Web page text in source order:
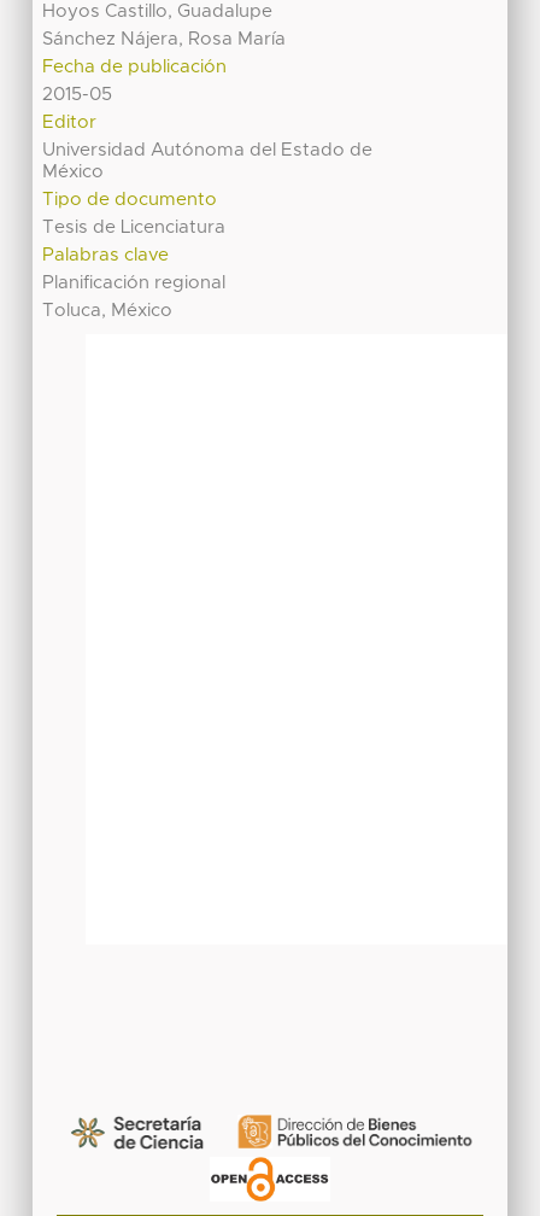
Hoyos Castillo, Guadalupe
Sánchez Nájera, Rosa María
Fecha de publicación
2015-05
Editor
Universidad Autónoma del Estado de
México
Tipo de documento
Tesis de Licenciatura
Palabras clave
Planificación regional
Toluca, México